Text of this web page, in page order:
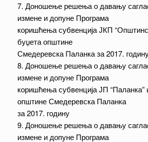
7. Доношење решења о давању
измене и допуне Програма
коришћења субвенција ЈКП
буџета општине
Смедеревска Паланка за 2017.
8. Доношење решења о давању
измене и допуне Програма
коришћења субвенција ЈП “Паланка”
општине Смедеревска Паланка
за 2017. годину
9. Доношење решења о давању
измене и допуне Програма